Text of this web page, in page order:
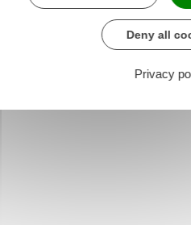
Deny all
Privacy